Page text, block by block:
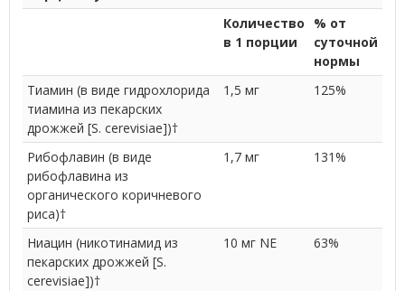
Количество
в 1 порции
% от
суточной
нормы
Тиамин (в виде гидрохлорида
тиамина из пекарских
дрожжей [S. cerevisiae])†
1,5 мг 125%
Рибофлавин (в виде
рибофлавина из
органического коричневого
риса)†
1,7 мг 131%
Ниацин (никотинамид из
пекарских дрожжей [S.
cerevisiae])†
10 мг NE 63%